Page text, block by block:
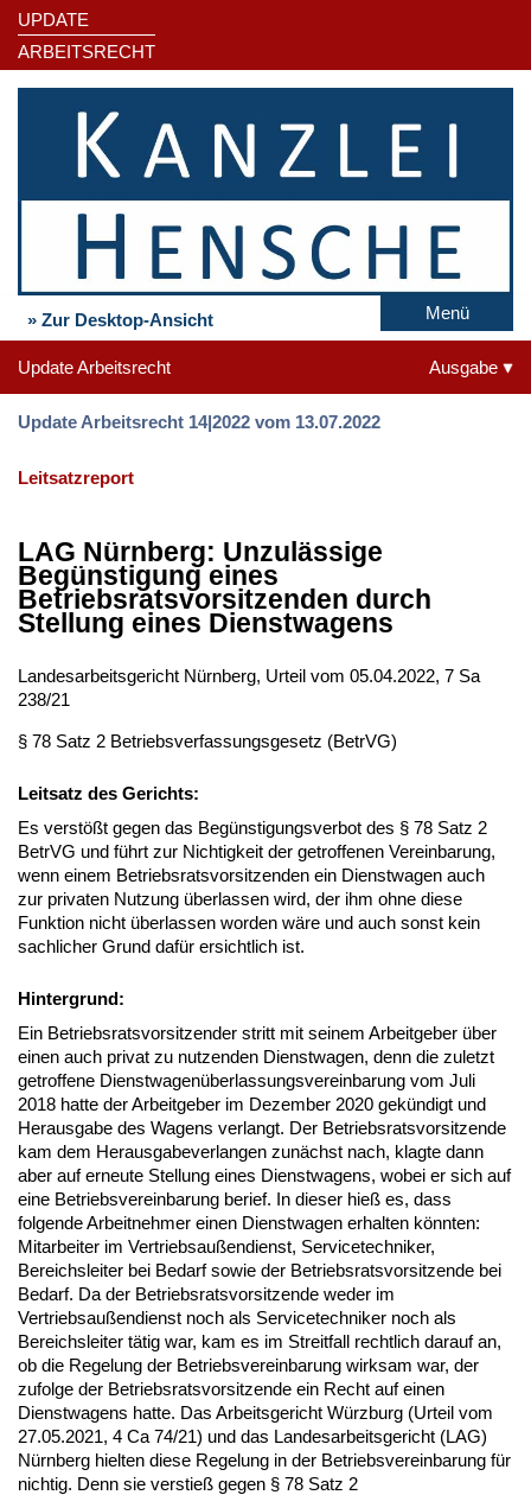
UPDATE
ARBEITSRECHT
» Zur Desktop-Ansicht Menü
Update Arbeitsrecht Ausgabe
Update Arbeitsrecht 14|2022 vom 13.07.2022
Leitsatzreport
LAG Nürnberg: Unzulässige
Begünstigung eines
Betriebsratsvorsitzenden durch
Stellung eines Dienstwagens
Landesarbeitsgericht Nürnberg, Urteil vom 05.04.2022, 7 Sa
238/21
§ 78 Satz 2 Betriebsverfassungsgesetz (BetrVG)
Leitsatz des Gerichts:
Es verstößt gegen das Begünstigungsverbot des § 78 Satz 2
BetrVG und führt zur Nichtigkeit der getroffenen Vereinbarung,
wenn einem Betriebsratsvorsitzenden ein Dienstwagen auch
zur privaten Nutzung überlassen wird, der ihm ohne diese
Funktion nicht überlassen worden wäre und auch sonst kein
sachlicher Grund dafür ersichtlich ist.
Hintergrund:
Ein Betriebsratsvorsitzender stritt mit seinem Arbeitgeber über
einen auch privat zu nutzenden Dienstwagen, denn die zuletzt
getroffene Dienstwagenüberlassungsvereinbarung vom Juli
2018 hatte der Arbeitgeber im Dezember 2020 gekündigt und
Herausgabe des Wagens verlangt. Der Betriebsratsvorsitzende
kam dem Herausgabeverlangen zunächst nach, klagte dann
aber auf erneute Stellung eines Dienstwagens, wobei er sich auf
eine Betriebsvereinbarung berief. In dieser hieß es, dass
folgende Arbeitnehmer einen Dienstwagen erhalten könnten:
Mitarbeiter im Vertriebsaußendienst, Servicetechniker,
Bereichsleiter bei Bedarf sowie der Betriebsratsvorsitzende bei
Bedarf. Da der Betriebsratsvorsitzende weder im
Vertriebsaußendienst noch als Servicetechniker noch als
Bereichsleiter tätig war, kam es im Streitfall rechtlich darauf an,
ob die Regelung der Betriebsvereinbarung wirksam war, der
zufolge der Betriebsratsvorsitzende ein Recht auf einen
Dienstwagens hatte. Das Arbeitsgericht Würzburg (Urteil vom
27.05.2021, 4 Ca 74/21) und das Landesarbeitsgericht (LAG)
Nürnberg hielten diese Regelung in der Betriebsvereinbarung für
nichtig. Denn sie verstieß gegen § 78 Satz 2